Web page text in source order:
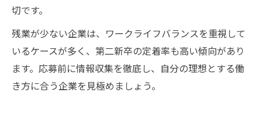
切です。
残業が少ない企業は、ワークライフバランスを重視して
いるケースが多く、第二新卒の定着率も高い傾向があり
ます。応募前に情報収集を徹底し、自分の理想とする働
き方に合う企業を見極めましょう。